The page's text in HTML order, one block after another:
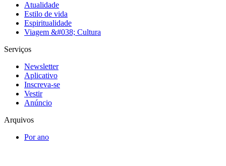
Atualidade
Estilo de vida
Espiritualidade
Viagem &#038; Cultura
Serviços
Newsletter
Aplicativo
Inscreva-se
Vestir
Anúncio
Arquivos
Por ano